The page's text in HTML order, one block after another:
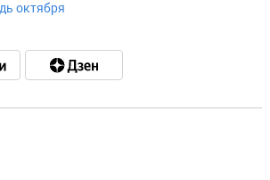
октября